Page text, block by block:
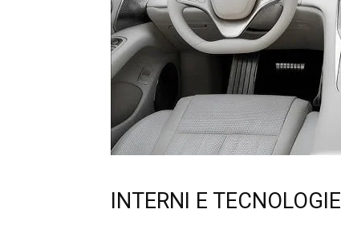
INTERNI E TECNOLOGIE